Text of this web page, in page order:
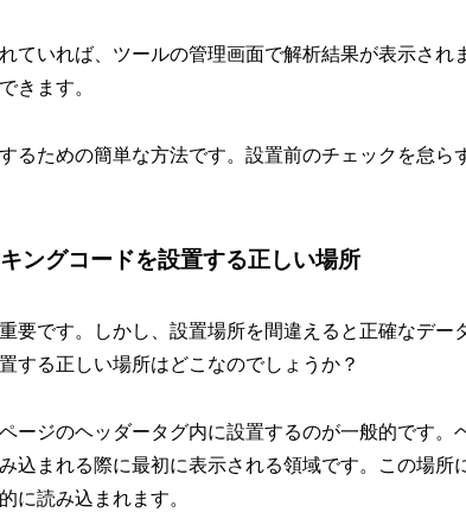
ていれば、ツールの管理画面で解析結果が表示され
きます。
るための簡単な方法です。設置前のチェックを怠ら
ングコードを設置する正しい場所
要です。しかし、設置場所を間違えると正確なデー
する正しい場所はどこなのでしょうか？
ージのヘッダータグ内に設置するのが一般的です
込まれる際に最初に表示される領域です。この場所
に読み込まれます。